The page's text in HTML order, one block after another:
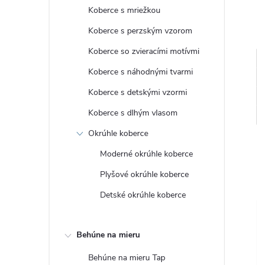
Koberce s mriežkou
Koberce s perzským vzorom
Koberce so zvieracími motívmi
Koberce s náhodnými tvarmi
Koberce s detskými vzormi
Koberce s dlhým vlasom
Okrúhle koberce
Moderné okrúhle koberce
Plyšové okrúhle koberce
Detské okrúhle koberce
Behúne na mieru
Behúne na mieru Tap